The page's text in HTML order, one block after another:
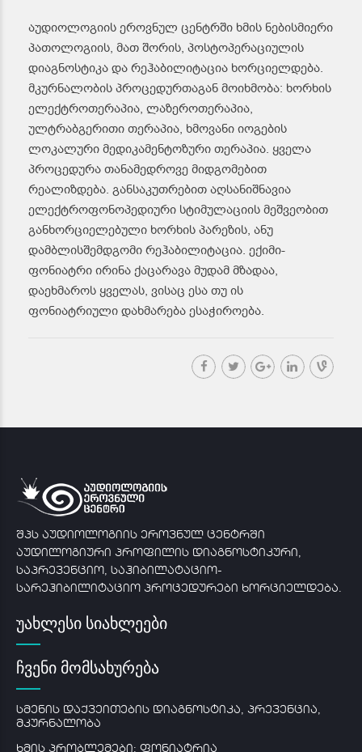
აუდიოლოგიის ეროვნულ ცენტრში ხმის ნებისმიერი
პათოლოგიის, მათ შორის, პოსტოპერაციულის
დიაგნოსტიკა და რეჰაბილიტაცია ხორციელდება.
მკურნალობის პროცედურთაგან მოიხმობა: ხორხის
ელექტროთერაპია, ლაზეროთერაპია,
ულტრაბგერითი თერაპია, ხმოვანი იოგების
ლოკალური მედიკამენტოზური თერაპია. ყველა
პროცედურა თანამედროვე მიდგომებით
რეალიზდება. განსაკუთრებით აღსანიშნავია
ელექტროფონოპედიური სტიმულაციის მეშვეობით
განხორციელებული ხორხის პარეზის, ანუ
დამბლისშემდგომი რეჰაბილიტაცია. ექიმი-
ფონიატრი ირინა ქაცარავა მუდამ მზადაა,
დაეხმაროს ყველას, ვისაც ესა თუ ის
ფონიატრიული დახმარება ესაჭიროება.
შპს აუდიოლოგიის ეროვნულ ცენტრში
აუდილოგიური პროფილის დიაგნოსტიკური,
საპრევენციო, საჰიბილატაციო-
სარეჰიბილიტაციო პროცედურები ხორციელდება.
უახლესი სიახლეები
ჩვენი მომსახურება
სმენის დაქვეითების დიაგნოსტიკა, პრევენცია,
მკურნალობა
ხმის პრობლემები: ფონიატრია